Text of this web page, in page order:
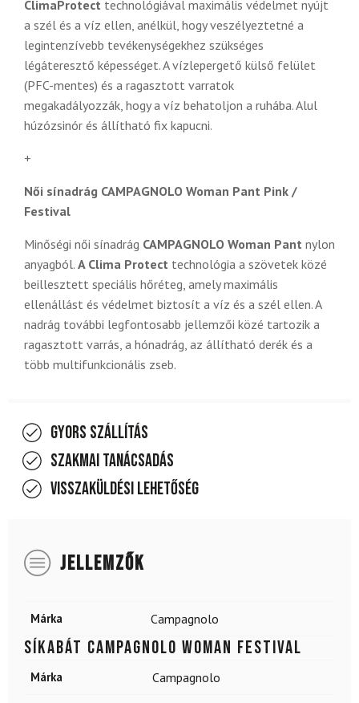
ClimaProtect technológiával maximális védelmet nyújt
a szél és a víz ellen, anélkül, hogy veszélyeztetné a
legintenzívebb tevékenységekhez szükséges
légáteresztő képességet. A vízlepergető külső felület
(PFC-mentes) és a ragasztott varratok
megakadályozzák, hogy a víz behatoljon a ruhába. Alul
húzózsinór és állítható fix kapucni.
+
Női sínadrág CAMPAGNOLO Woman Pant Pink /
Festival
Minőségi női sínadrág CAMPAGNOLO Woman Pant nylon
anyagból. A Clima Protect technológia a szövetek közé
beillesztett speciális hőréteg, amely maximális
ellenállást és védelmet biztosít a víz és a szél ellen. A
nadrág további legfontosabb jellemzői közé tartozik a
ragasztott varrás, a hónadrág, az állítható derék és a
több multifunkcionális zseb.
Gyors szállítás
Szakmai tanácsadás
Visszaküldési lehetőség
JELLEMZŐK
Márka Campagnolo
Síkabát CAMPAGNOLO Woman Festival
Márka Campagnolo